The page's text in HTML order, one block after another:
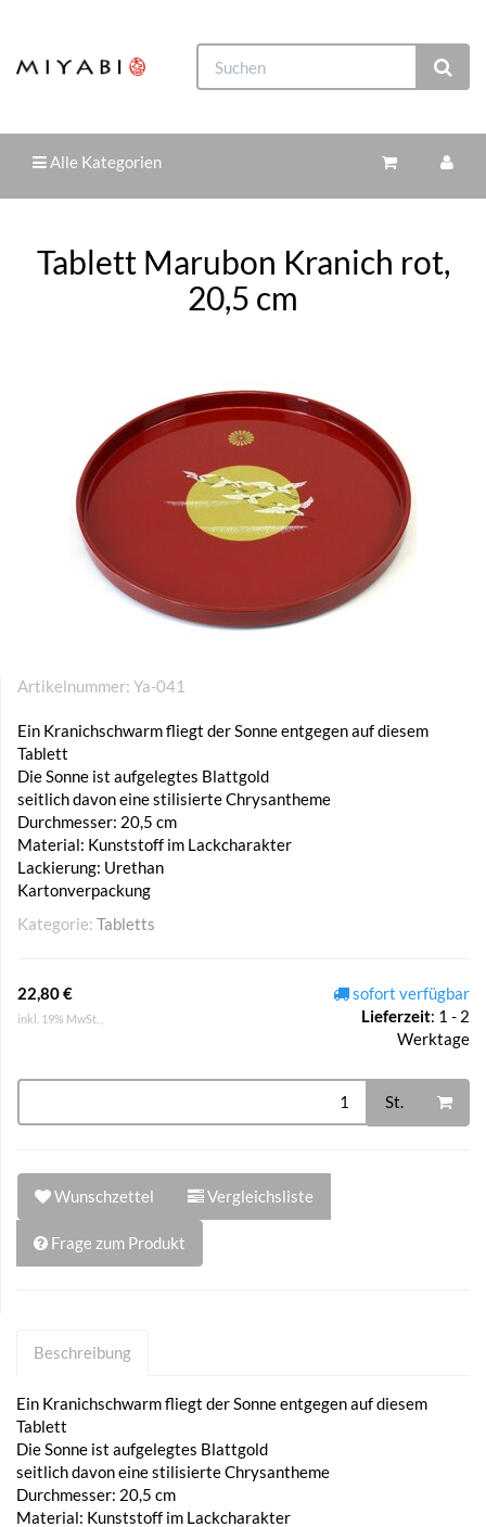
Alle Kategorien
Tablett Marubon Kranich rot,
20,5 cm
Artikelnummer: Ya-041
Ein Kranichschwarm fliegt der Sonne entgegen auf diesem
Tablett
Die Sonne ist aufgelegtes Blattgold
seitlich davon eine stilisierte Chrysantheme
Durchmesser: 20,5 cm
Material: Kunststoff im Lackcharakter
Lackierung: Urethan
Kartonverpackung
Kategorie: Tabletts
22,80 €
inkl. 19% MwSt. ,
sofort verfügbar
Lieferzeit: 1 - 2
Werktage
St.
Wunschzettel Vergleichsliste
Frage zum Produkt
Beschreibung
Ein Kranichschwarm fliegt der Sonne entgegen auf diesem
Tablett
Die Sonne ist aufgelegtes Blattgold
seitlich davon eine stilisierte Chrysantheme
Durchmesser: 20,5 cm
Material: Kunststoff im Lackcharakter